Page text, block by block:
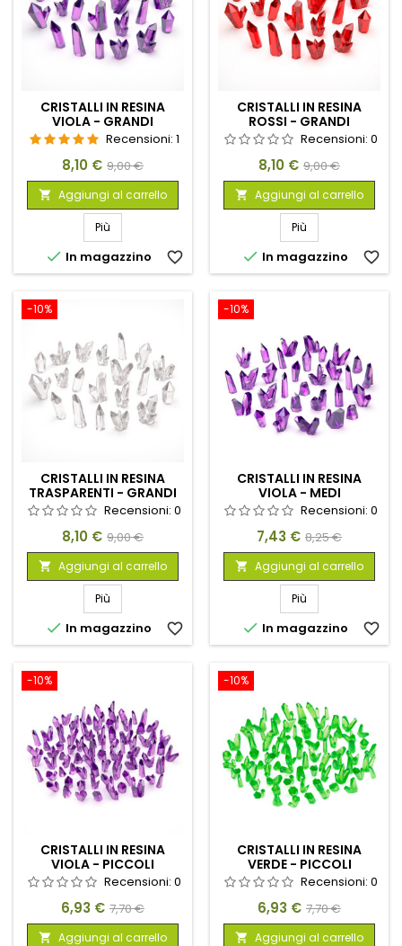
CRISTALLI IN RESINA
VIOLA - GRANDI
Recensioni: 1
Prezzo
8,10 € Prezzo
base
9,00 €
 Aggiungi al carrello
Più
 In magazzino favorite_border
CRISTALLI IN RESINA
ROSSI - GRANDI
Recensioni: 0
Prezzo
8,10 € Prezzo
base
9,00 €
 Aggiungi al carrello
Più
 In magazzino favorite_border
-10%
CRISTALLI IN RESINA
TRASPARENTI - GRANDI
Recensioni: 0
Prezzo
8,10 € Prezzo
base
9,00 €
 Aggiungi al carrello
Più
 In magazzino favorite_border
-10%
CRISTALLI IN RESINA
VIOLA - MEDI
Recensioni: 0
Prezzo
7,43 € Prezzo
base
8,25 €
 Aggiungi al carrello
Più
 In magazzino favorite_border
-10%
CRISTALLI IN RESINA
VIOLA - PICCOLI
Recensioni: 0
Prezzo
6,93 € Prezzo
base
7,70 €
 Aggiungi al carrello
-10%
CRISTALLI IN RESINA
VERDE - PICCOLI
Recensioni: 0
Prezzo
6,93 € Prezzo
base
7,70 €
 Aggiungi al carrello